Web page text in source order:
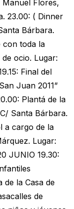
Manuel Flores,
23.00: ( Dinner
Bárbara.
con toda la
ocio. Lugar:
Final del
Juan 2011”
Plantá de la
Santa Bárbara.
a cargo de la
Lugar:
JUNIO 19.30:
de la Casa de
de